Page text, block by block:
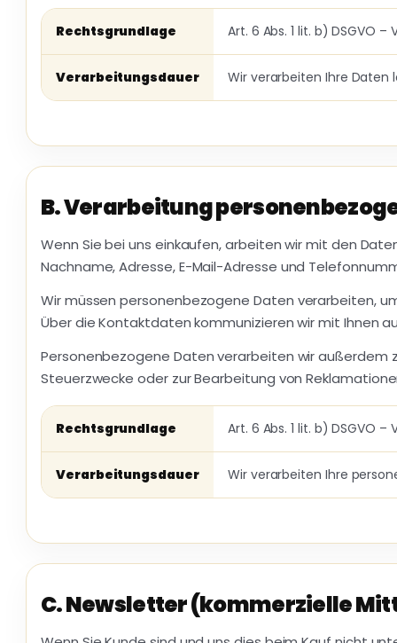
Rechtsgrundlage Art. 6 Abs. 1 lit. b) DSGVO
Verarbeitungsdauer Wir verarbeiten Ihre Daten
B. Verarbeitung
Wenn Sie bei uns einkaufen, arbeiten wir mit den
Nachname, Adresse, E-Mail-Adresse und
Wir müssen personenbezogene Daten verarbeiten,
Über die Kontaktdaten kommunizieren wir mit Ihnen
Personenbezogene Daten verarbeiten wir außerdem
Steuerzwecke oder zur Bearbeitung von
Rechtsgrundlage Art. 6 Abs. 1 lit. b) DSGVO
Verarbeitungsdauer Wir verarbeiten Ihre
C. Newsletter (kommerzielle